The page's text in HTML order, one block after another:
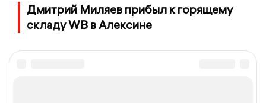
Дмитрий Миляев прибыл к горящему
складу WB в Алексине